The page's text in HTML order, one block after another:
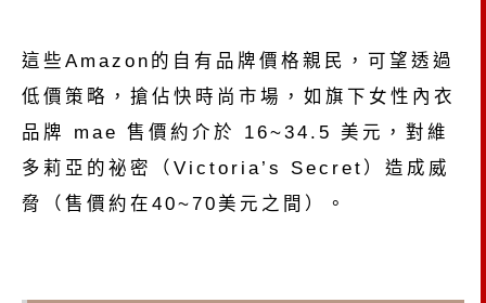
這些Amazon的自有品牌價格親民，可望透過
低價策略，搶佔快時尚市場，如旗下女性內衣
品牌 mae 售價約介於 16~34.5 美元，對維
多莉亞的祕密（Victoria’s Secret）造成威
脅（售價約在40~70美元之間）。